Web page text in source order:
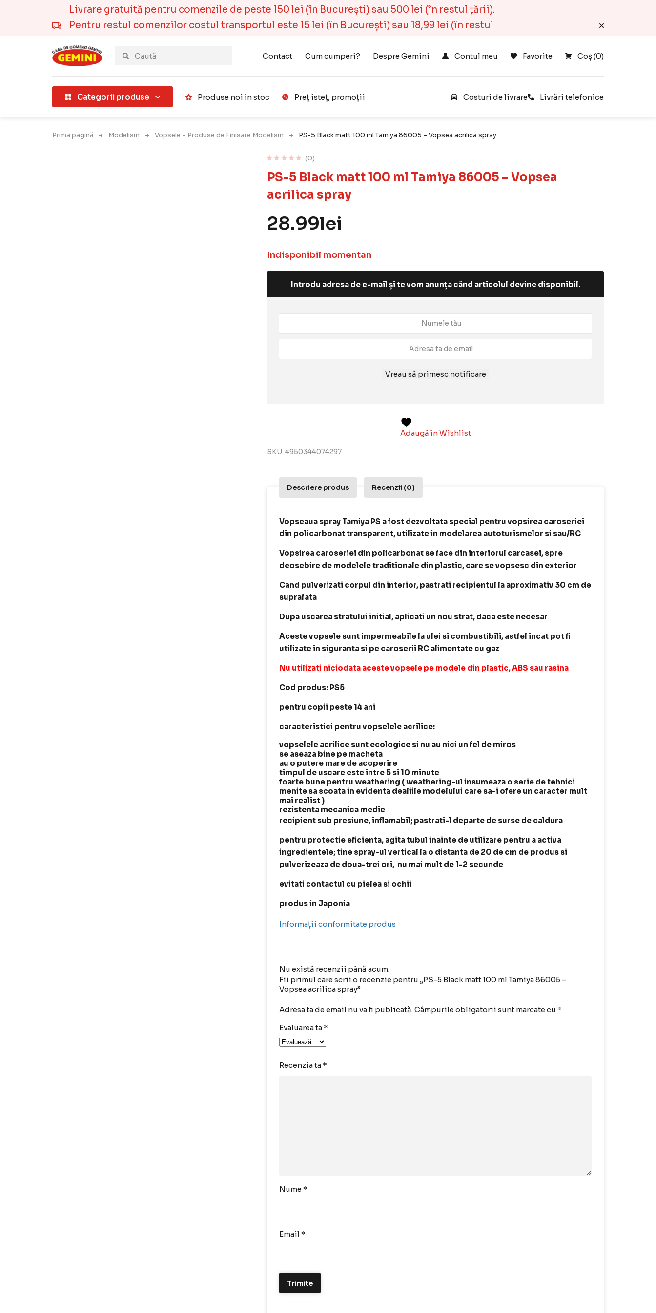
Livrare gratuită pentru comenzile de peste 150 lei (în București) sau 500 lei (în restul țării).
Pentru restul comenzilor costul transportul este 15 lei (în București) sau 18,99 lei (în restul
Contact Cum cumperi? Despre Gemini Contul meu Coș (0)
Favorite
Categorii produse Produse noi în stoc Preț isteț, promoții Costuri de livrare Livrări telefonice
Prima pagină Modelism Vopsele – Produse de Finisare Modelism PS-5 Black matt 100 ml Tamiya 86005 – Vopsea acrilica spray
(0)
PS-5 Black matt 100 ml Tamiya 86005 – Vopsea
acrilica spray
28.99lei
Indisponibil momentan
Introdu adresa de e-mail și te vom anunța când articolul devine disponibil.
Vreau să primesc notificare
Adaugă în Wishlist
SKU: 4950344074297
Descriere produs Recenzii (0)
Vopseaua spray Tamiya PS a fost dezvoltata special pentru vopsirea caroseriei
din policarbonat transparent, utilizate in modelarea autoturismelor si sau/RC
Vopsirea caroseriei din policarbonat se face din interiorul carcasei, spre
deosebire de modelele traditionale din plastic, care se vopsesc din exterior
Cand pulverizati corpul din interior, pastrati recipientul la aproximativ 30 cm de
suprafata
Dupa uscarea stratului initial, aplicati un nou strat, daca este necesar
Aceste vopsele sunt impermeabile la ulei si combustibili, astfel incat pot fi
utilizate in siguranta si pe caroserii RC alimentate cu gaz
Nu utilizati niciodata aceste vopsele pe modele din plastic, ABS sau rasina
Cod produs: PS5
pentru copii peste 14 ani
caracteristici pentru vopselele acrilice:
vopselele acrilice sunt ecologice si nu au nici un fel de miros
se aseaza bine pe macheta
au o putere mare de acoperire
timpul de uscare este intre 5 si 10 minute
foarte bune pentru weathering ( weathering-ul insumeaza o serie de tehnici
menite sa scoata in evidenta dealiile modelului care sa-i ofere un caracter mult
mai realist )
rezistenta mecanica medie
recipient sub presiune, inflamabil; pastrati-l departe de surse de caldura
pentru protectie eficienta, agita tubul inainte de utilizare pentru a activa
ingredientele; tine spray-ul vertical la o distanta de 20 de cm de produs si
pulverizeaza de doua-trei ori, nu mai mult de 1-2 secunde
evitati contactul cu pielea si ochii
produs in Japonia
Informații conformitate produs
Nu există recenzii până acum.
Fii primul care scrii o recenzie pentru „PS-5 Black matt 100 ml Tamiya 86005 –
Vopsea acrilica spray”
Adresa ta de email nu va fi publicată.Câmpurile obligatorii sunt marcate cu *
Evaluarea ta*
Recenzia ta*
Nume*
Email *